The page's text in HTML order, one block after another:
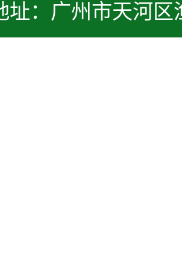
址：广州市天河